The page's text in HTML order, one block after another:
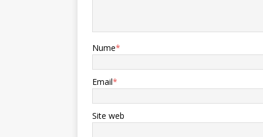
Nume*
Email*
Site web